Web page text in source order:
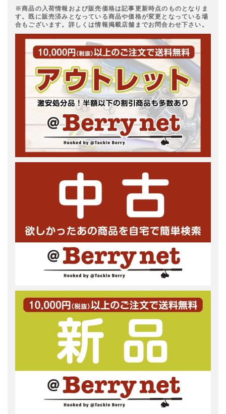
※商品の入荷情報および販売価格は記事更新時点のものとなりま
す。既に販売済みとなっている商品や価格が変更となっている場
合もございます。詳しくは情報掲載店舗までお問合わせ下さい。